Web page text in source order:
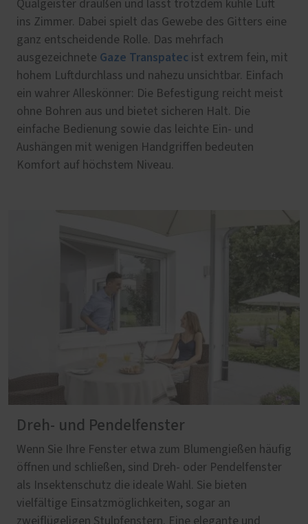
Quälgeister draußen und lässt trotzdem kühle Luft
ins Zimmer. Dabei spielt das Gewebe des Gitters eine
ganz entscheidende Rolle. Das mehrfach
ausgezeichnete Gaze Transpatec ist extrem fein, mit
hohem Luftdurchlass und nahezu unsichtbar. Einfach
ein wahrer Alleskönner: Die Befestigung reicht meist
ohne Bohren aus und bietet sicheren Halt. Die
einfache Bedienung sowie das leichte Ein- und
Aushängen mit wenigen Handgriffen bedeuten
Komfort auf höchstem Niveau.
Dreh- und Pendelfenster
Wenn Sie Ihre Fenster etwa zum Blumengießen häufig
öffnen und schließen, sind Dreh- oder Pendelfenster
als Insektenschutz die ideale Wahl. Sie bieten
vielfältige Einsatzmöglichkeiten, sogar an
zweiflügeligen Stulpfenstern. Eine elegante und